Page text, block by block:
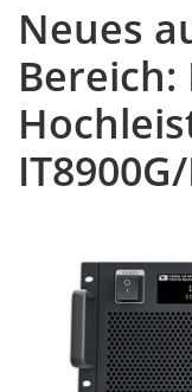
Neues
Bereich: